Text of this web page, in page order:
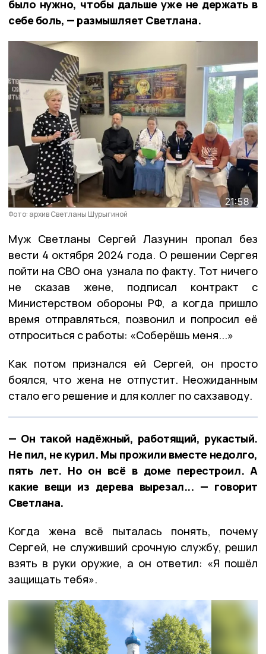
было нужно, чтобы дальше уже не держать в
себе боль, — размышляет Светлана.
Фото: архив Светланы Шурыгиной
Муж Светланы Сергей Лазунин пропал без
вести 4 октября 2024 года. О решении Сергея
пойти на СВО она узнала по факту. Тот ничего
не сказав жене, подписал контракт с
Министерством обороны РФ, а когда пришло
время отправляться, позвонил и попросил её
отпроситься с работы: «Соберёшь меня...»
Как потом признался ей Сергей, он просто
боялся, что жена не отпустит. Неожиданным
стало его решение и для коллег по сахзаводу.
— Он такой надёжный, работящий, рукастый.
Не пил, не курил. Мы прожили вместе недолго,
пять лет. Но он всё в доме перестроил. А
какие вещи из дерева вырезал... — говорит
Светлана.
Когда жена всё пыталась понять, почему
Сергей, не служивший срочную службу, решил
взять в руки оружие, а он ответил: «Я пошёл
защищать тебя».